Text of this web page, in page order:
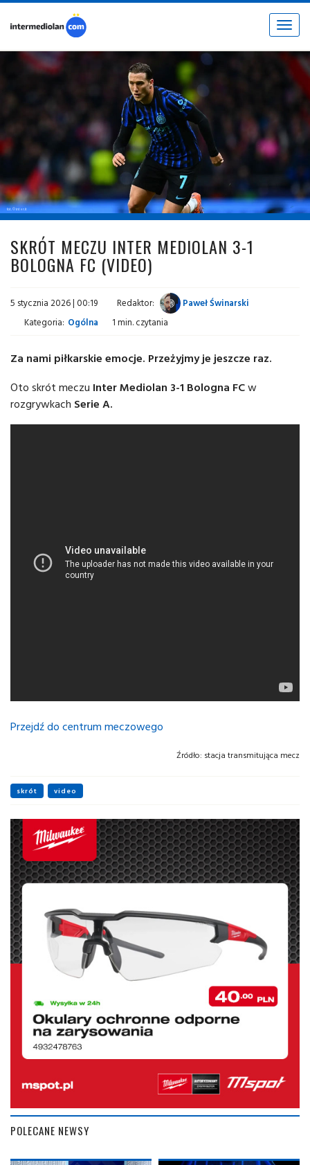
Toggle
fot. © inter.it
SKRÓT MECZU INTER MEDIOLAN 3-1
BOLOGNA FC (VIDEO)
5 stycznia 2026 | 00:19 Redaktor:
Paweł Świnarski
Kategoria: Ogólna 1 min. czytania
Za nami piłkarskie emocje. Przeżyjmy je jeszcze raz.
Oto skrót meczu Inter Mediolan 3-1 Bologna FCw
rozgrywkach Serie A.
Przejdź do centrum meczowego
Źródło: stacja transmitująca mecz
skrót video
POLECANE NEWSY